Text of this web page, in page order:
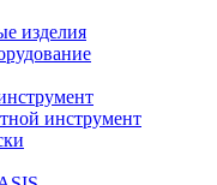
изделия
инструмент